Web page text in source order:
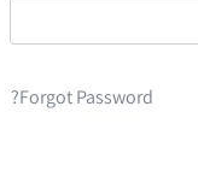
Forgot Password?